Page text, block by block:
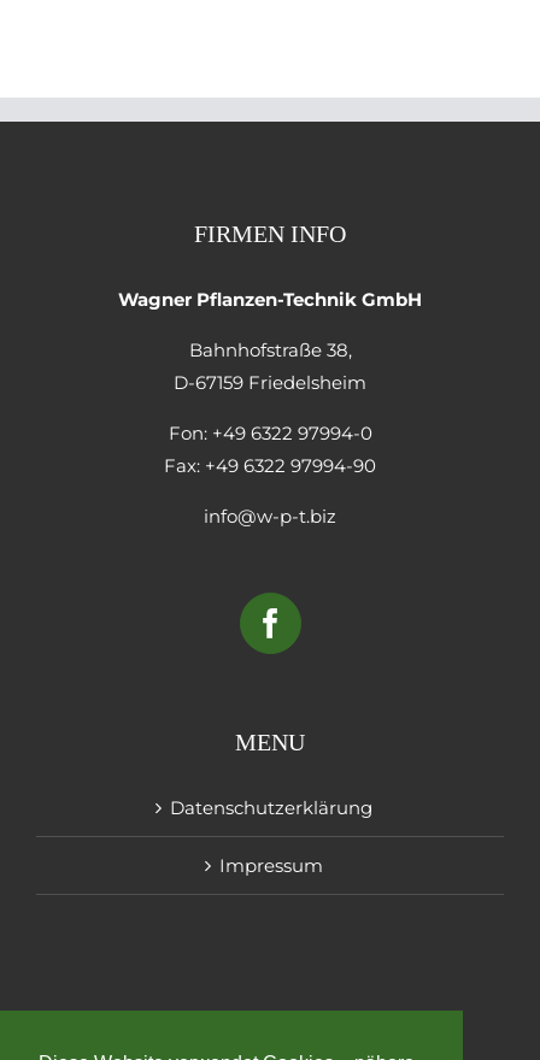
FIRMEN INFO
Wagner Pflanzen-Technik GmbH
Bahnhofstraße 38,
D-67159 Friedelsheim
Fon: +49 6322 97994-0
Fax: +49 6322 97994-90
info@w-p-t.biz
MENU
Datenschutzerklärung
Impressum